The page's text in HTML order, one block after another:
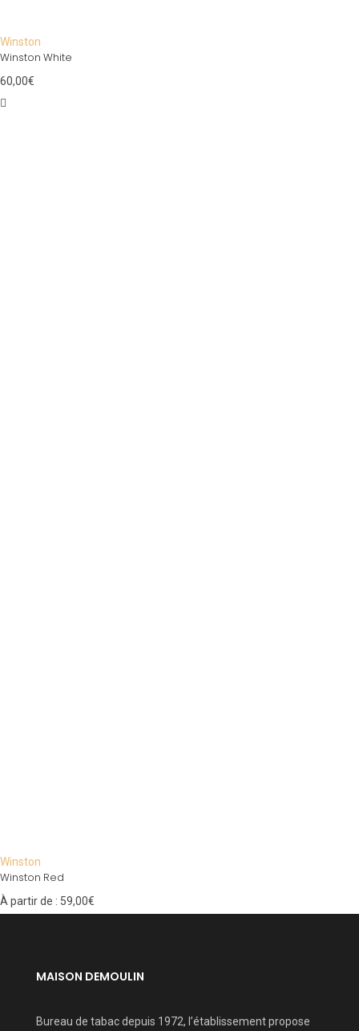
Winston
Winston White
60,00€
Winston
Winston Red
À partir de : 59,00€
MAISON DEMOULIN
Bureau de tabac depuis 1972, l’établissement propose